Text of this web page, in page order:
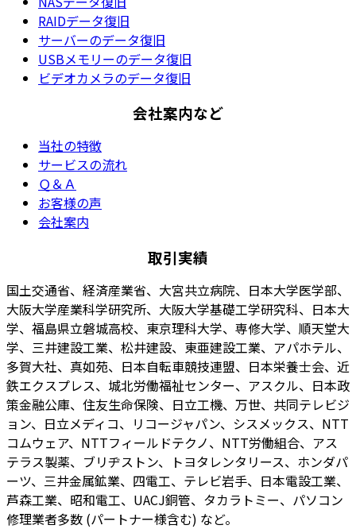
RAIDデータ復旧
サーバーのデータ復旧
USBメモリーのデータ復旧
ビデオカメラのデータ復旧
会社案内など
当社の特徴
サービスの流れ
Ｑ＆Ａ
お客様の声
会社案内
取引実績
国土交通省、経済産業省、大宮共立病院、日本大学医学部、
大阪大学産業科学研究所、大阪大学基礎工学研究科、日本大
学、福島県立磐城高校、東京理科大学、専修大学、順天堂大
学、三井建設工業、松井建設、東亜建設工業、アパホテル、
多賀大社、真如苑、日本自転車競技連盟、日本栄養士会、近
鉄エクスプレス、城北労働福祉センター、アスクル、日本政
策金融公庫、住友生命保険、日立工機、万世、共同テレビジ
ョン、日立メディコ、リコージャパン、シスメックス、NTT
コムウェア、NTTフィールドテクノ、NTT労働組合、アス
テラス製薬、ブリヂストン、トヨタレンタリース、ホンダパ
ーツ、三井金属鉱業、四電工、テレビ岩手、日本電設工業、
芦森工業、昭和電工、UACJ銅管、タカラトミー、パソコン
修理業者多数 (パートナー様含む) など。